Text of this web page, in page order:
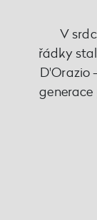
V
řádky
D'Orazio